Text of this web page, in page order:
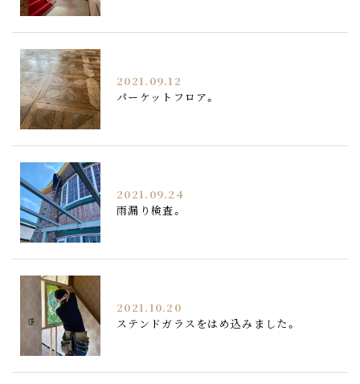
2021.09.12
パーケットフロア。
2021.09.24
雨漏り検査。
2021.10.20
ステンドガラスをはめ込みました。